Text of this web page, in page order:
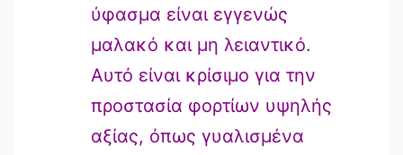
ύφασμα είναι εγγενώς
μαλακό και μη λειαντικό.
Αυτό είναι κρίσιμο για την
προστασία φορτίων υψηλής
αξίας, όπως γυαλισμένα